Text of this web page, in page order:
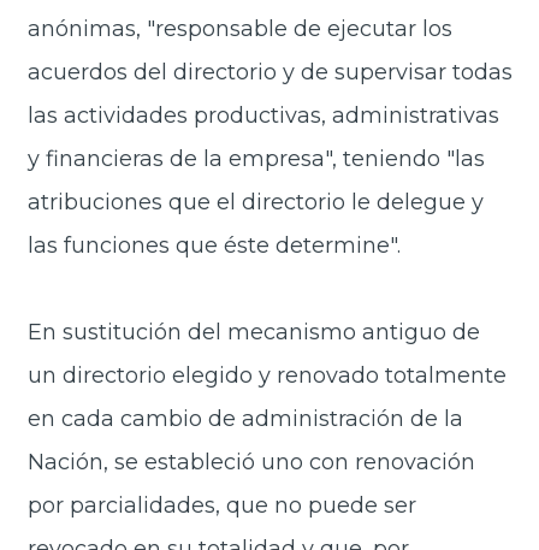
anónimas, "responsable de ejecutar los
acuerdos del directorio y de supervisar todas
las actividades productivas, administrativas
y financieras de la empresa", teniendo "las
atribuciones que el directorio le delegue y
las funciones que éste determine".
En sustitución del mecanismo antiguo de
un directorio elegido y renovado totalmente
en cada cambio de administración de la
Nación, se estableció uno con renovación
por parcialidades, que no puede ser